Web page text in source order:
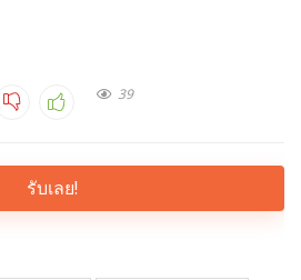
39
รับเลย!